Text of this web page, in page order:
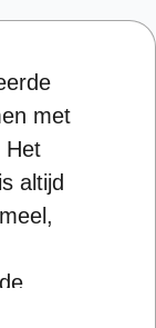
met
Het
altijd